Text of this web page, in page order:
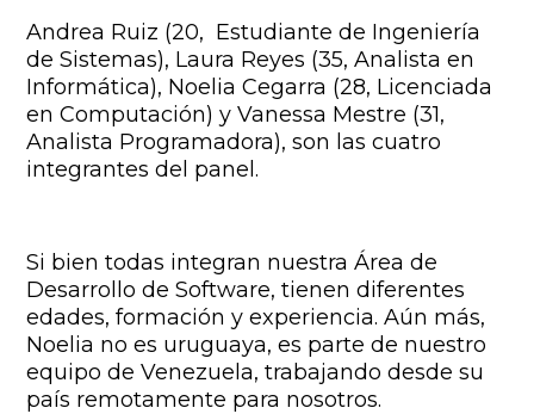
Andrea Ruiz (20, Estudiante de Ingeniería
de Sistemas), Laura Reyes (35, Analista en
Informática), Noelia Cegarra (28, Licenciada
en Computación) y Vanessa Mestre (31,
Analista Programadora), son las cuatro
integrantes del panel.
Si bien todas integran nuestra Área de
Desarrollo de Software, tienen diferentes
edades, formación y experiencia. Aún más,
Noelia no es uruguaya, es parte de nuestro
equipo de Venezuela, trabajando desde su
país remotamente para nosotros.